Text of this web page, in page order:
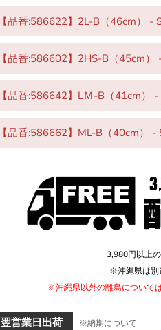
【品番:586622】2L-B（46cm） -
【品番:586602】2HS-B（45cm）
【品番:586642】LＭ-B（41cm）
【品番:586662】ML-B（40cm） -
3,980円以上
※沖縄県は別
※沖縄県以外の離島について
翌営業日出荷 ※納期について